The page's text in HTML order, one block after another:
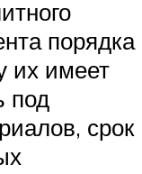
порядка
их имеет
под
срок